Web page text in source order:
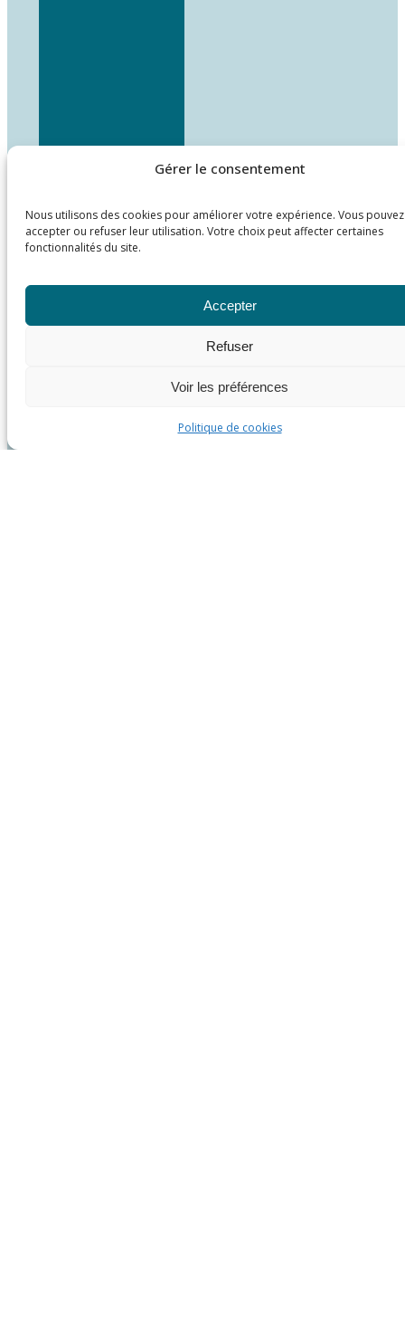
Gérer le consentement
Nous utilisons des cookies pour améliorer votre expérience. Vous pouvez
accepter ou refuser leur utilisation. Votre choix peut affecter certaines
fonctionnalités du site.
Accepter
Refuser
Voir les préférences
Politique de cookies